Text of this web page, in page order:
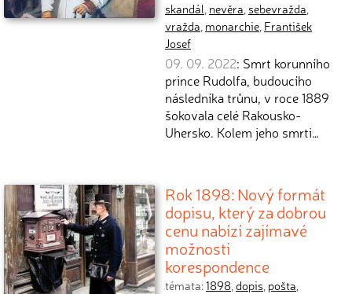
skandál, nevěra, sebevražda,
vražda, monarchie, František
Josef
09. 09. 2022: Smrt korunního
prince Rudolfa, budoucího
následníka trůnu, v roce 1889
šokovala celé Rakousko-
Uhersko. Kolem jeho smrti…
Rok 1898: Nový formát
dopisu, který za dobrou
cenu nabízí zajímavé
možnosti
korespondence
témata:1898,dopis, pošta,